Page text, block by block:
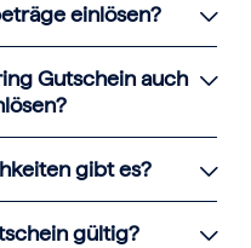
einlösen?
Gutschein auch
gibt es?
gültig?